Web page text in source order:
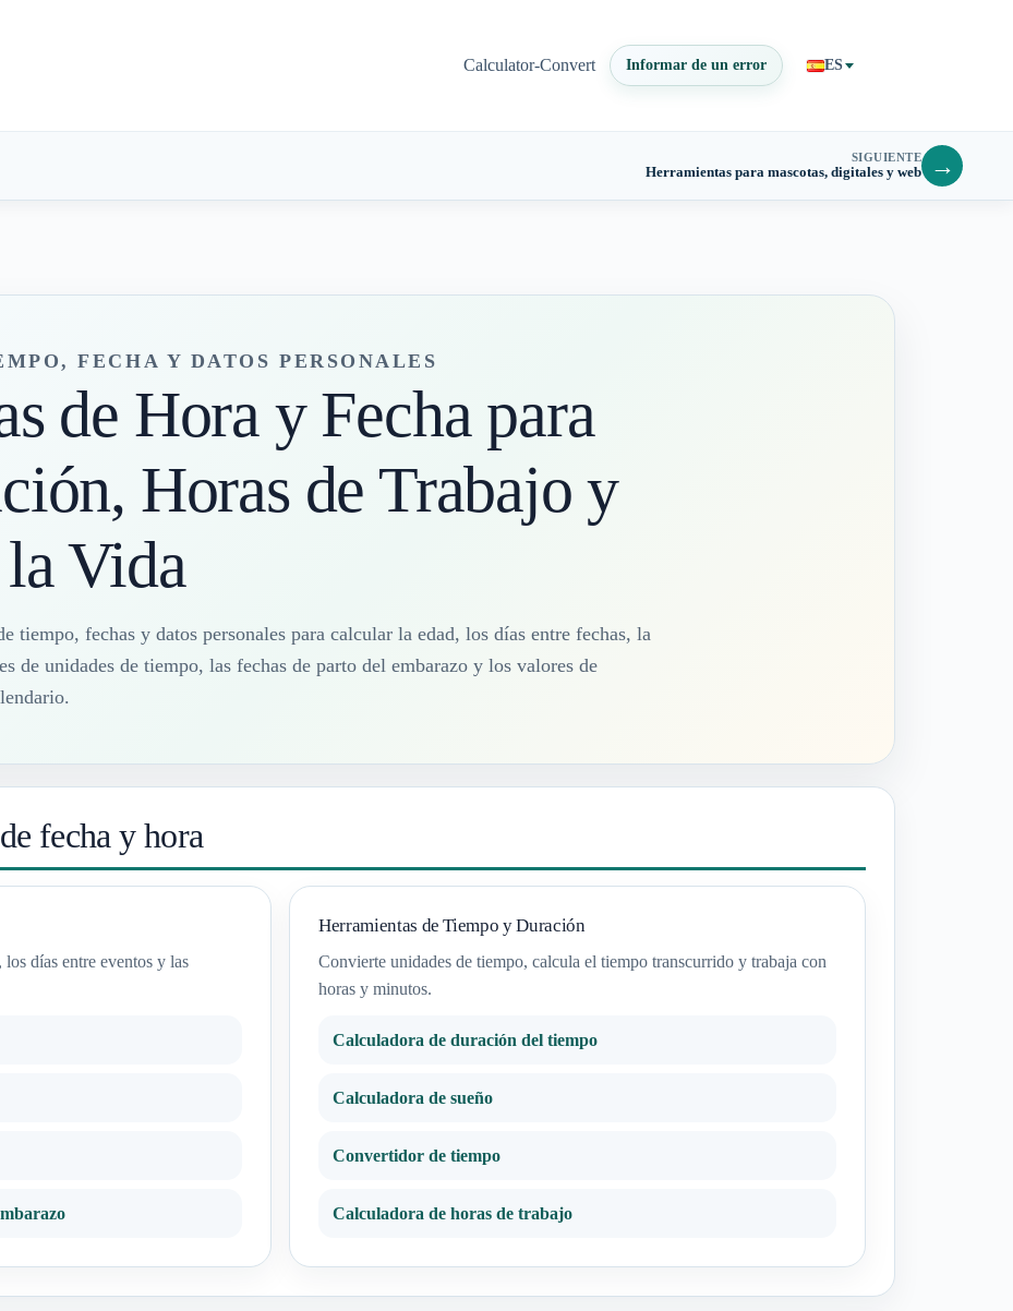
Calculator-Convert Informar de un error ES
SIGUIENTE
Herramientas para mascotas, digitales y web →
FECHA Y DATOS PERSONALES
de Hora y Fecha para
Horas de Trabajo y
Vida
tiempo, fechas y datos personales para calcular la edad, los días entre fechas, la
de unidades de tiempo, las fechas de parto del embarazo y los valores de
fecha y hora
días entre eventos y las
Herramientas de Tiempo y Duración
Convierte unidades de tiempo, calcula el tiempo transcurrido y trabaja con
horas y minutos.
Calculadora de duración del tiempo
Calculadora de sueño
Convertidor de tiempo
Calculadora de horas de trabajo